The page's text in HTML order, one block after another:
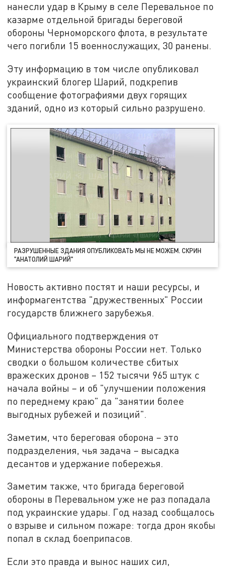
нанесли удар в Крыму в селе Перевальное по
казарме отдельной бригады береговой
обороны Черноморского флота, в результате
чего погибли 15 военнослужащих, 30 ранены.
Эту информацию в том числе опубликовал
украинский блогер Шарий, подкрепив
сообщение фотографиями двух горящих
зданий, одно из который сильно разрушено.
РАЗРУШЕННЫЕ ЗДАНИЯ ОПУБЛИКОВАТЬ МЫ НЕ МОЖЕМ. СКРИН
"АНАТОЛИЙ ШАРИЙ"
Новость активно постят и наши ресурсы, и
информагентства "дружественных" России
государств ближнего зарубежья.
Официального подтверждения от
Министерства обороны России нет. Только
сводки о большом количестве сбитых
вражеских дронов – 152 тысячи 965 штук с
начала войны – и об "улучшении положения
по переднему краю" да "занятии более
выгодных рубежей и позиций".
Заметим, что береговая оборона – это
подразделения, чья задача – высадка
десантов и удержание побережья.
Заметим также, что бригада береговой
обороны в Перевальном уже не раз попадала
под украинские удары. Год назад сообщалось
о взрыве и сильном пожаре: тогда дрон якобы
попал в склад боеприпасов.
Если это правда и вынос наших сил,